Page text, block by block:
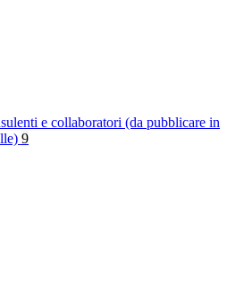
e collaboratori (da pubblicare in
9